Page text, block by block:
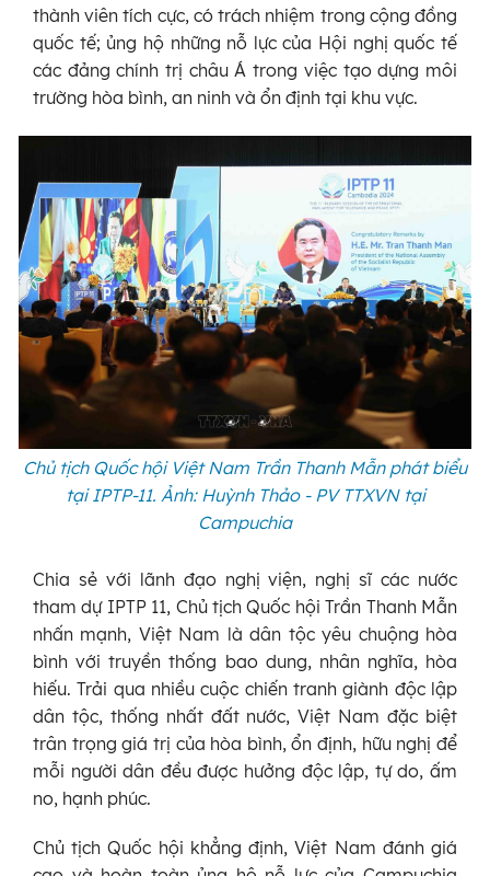
thành viên tích cực, có trách nhiệm trong cộng đồng
quốc tế; ủng hộ những nỗ lực của Hội nghị quốc tế
các đảng chính trị châu Á trong việc tạo dựng môi
trường hòa bình, an ninh và ổn định tại khu vực.
Chủ tịch Quốc hội Việt Nam Trần Thanh Mẫn phát biểu
tại IPTP-11. Ảnh: Huỳnh Thảo - PV TTXVN tại
Campuchia
Chia sẻ với lãnh đạo nghị viện, nghị sĩ các nước
tham dự IPTP 11, Chủ tịch Quốc hội Trần Thanh Mẫn
nhấn mạnh, Việt Nam là dân tộc yêu chuộng hòa
bình với truyền thống bao dung, nhân nghĩa, hòa
hiếu. Trải qua nhiều cuộc chiến tranh giành độc lập
dân tộc, thống nhất đất nước, Việt Nam đặc biệt
trân trọng giá trị của hòa bình, ổn định, hữu nghị để
mỗi người dân đều được hưởng độc lập, tự do, ấm
no, hạnh phúc.
Chủ tịch Quốc hội khẳng định, Việt Nam đánh giá